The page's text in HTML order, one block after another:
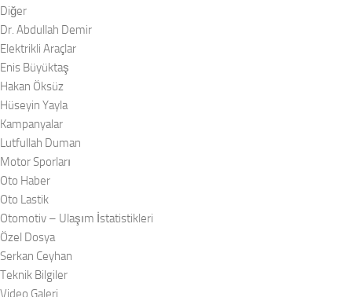
Diğer
Dr. Abdullah Demir
Elektrikli Araçlar
Enis Büyüktaş
Hakan Öksüz
Hüseyin Yayla
Kampanyalar
Lutfullah Duman
Motor Sporları
Oto Haber
Oto Lastik
Otomotiv – Ulaşım İstatistikleri
Özel Dosya
Serkan Ceyhan
Teknik Bilgiler
Video Galeri